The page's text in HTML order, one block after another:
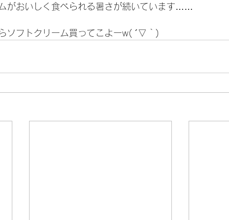
がおいしく食べられる暑さが続いています……
ソフトクリーム買ってこよーw( ´▽｀)